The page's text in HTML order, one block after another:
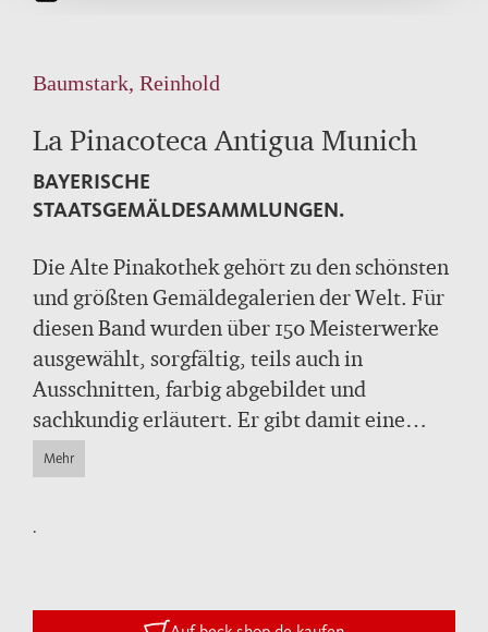
Baumstark, Reinhold
La Pinacoteca Antigua Munich
BAYERISCHE
STAATSGEMÄLDESAMMLUNGEN.
Die Alte Pinakothek gehört zu den schönsten
und größten Gemäldegalerien der Welt. Für
diesen Band wurden über 150 Meisterwerke
ausgewählt, sorgfältig, teils auch in
Ausschnitten, farbig abgebildet und
sachkundig erläutert. Er gibt damit eine
hervorragende Übersicht über die glanzvolle
Sammlung und kann zugleich als
Museumsbesucher dienen. Schon am Beginn
Mehr
.